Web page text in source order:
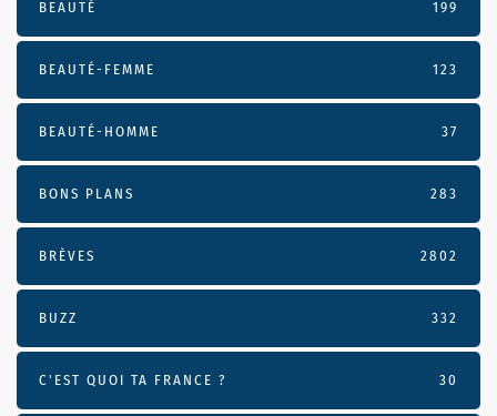
BEAUTÉ 199
BEAUTÉ-FEMME 123
BEAUTÉ-HOMME 37
BONS PLANS 283
BRÈVES 2802
BUZZ 332
C'EST QUOI TA FRANCE ? 30